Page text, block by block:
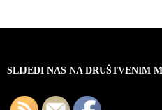
objave
SLIJEDI NAS NA DRUŠTVENIM